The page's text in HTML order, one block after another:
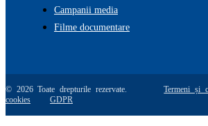
Campanii media
Filme documentare
© 2026 Toate drepturile rezervate.Termeni și
cookies
GDPR